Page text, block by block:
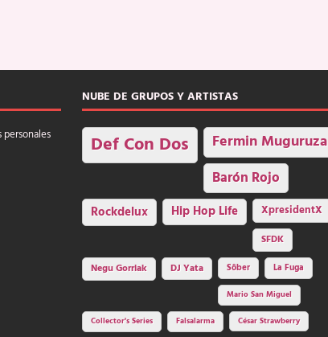
NUBE DE GRUPOS Y ARTISTAS
Def Con Dos Fermin Muguruza
Barón Rojo
Rockdelux Hip Hop Life
XpresidentX
SFDK
Negu Gorriak
DJ Yata Sôber
La Fuga
Mario San Miguel
Collector's Series
Falsalarma César Strawberry